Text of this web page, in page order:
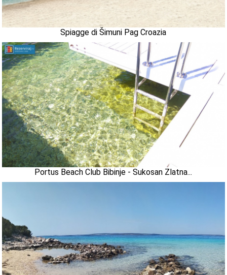
Spiagge di Šimuni Pag Croazia
Portus Beach Club Bibinje - Sukosan Zlatna...